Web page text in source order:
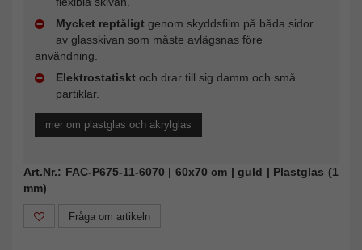
Mycket reptåligt genom skyddsfilm på båda sidor
av glasskivan som måste avlägsnas före
användning.
Elektrostatiskt och drar till sig damm och små
partiklar.
mer om plastglas och akrylglas
Art.Nr.: FAC-P675-11-6070 | 60x70 cm | guld | Plastglas (1
mm)
Fråga om artikeln